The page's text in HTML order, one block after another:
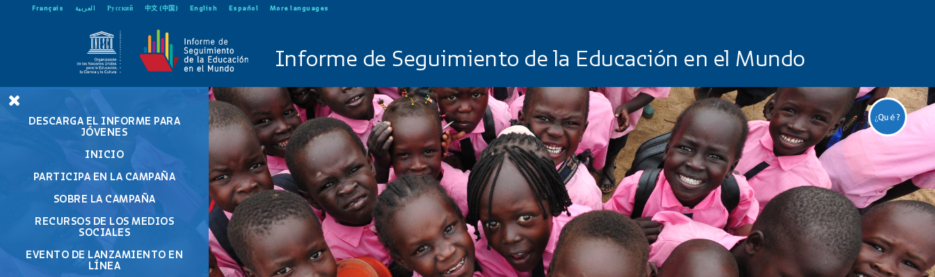
Français العربية Русский 中文 (中国) English Español More languages
Informe de Seguimiento de la Educación en el Mundo
DESCARGA EL INFORME PARA
JÓVENES
INICIO
PARTICIPA EN LA CAMPAÑA
SOBRE LA CAMPAÑA
RECURSOS DE LOS MEDIOS
SOCIALES
EVENTO DE LANZAMIENTO EN
LÍNEA